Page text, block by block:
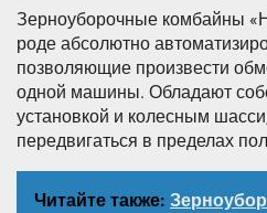
Зерноуборочные комбайны
роде абсолютно
позволяющие произвести
одной машины. Обладают
установкой и колесным
передвигаться в пределах
Читайте также: